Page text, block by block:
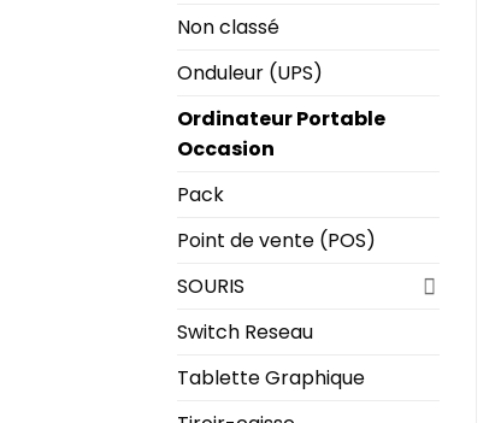
Non classé
Onduleur (UPS)
Ordinateur Portable
Occasion
Pack
Point de vente (POS)
SOURIS
Switch Reseau
Tablette Graphique